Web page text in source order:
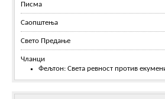
Писма
Саопштења
Свето Предање
Чланци
Фељтон: Света ревност против